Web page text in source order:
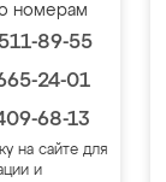
номерам
89-55
24-01
68-13
на сайте для
и